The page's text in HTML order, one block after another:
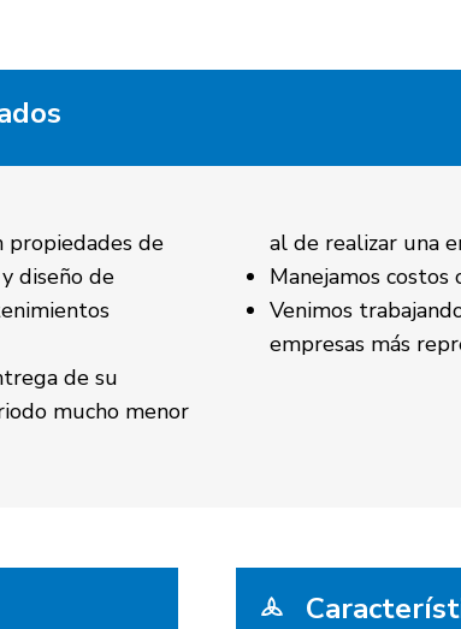
propiedades de
diseño de
de su
mucho menor
al de realizar una
Manejamos
Venimos
empresas más